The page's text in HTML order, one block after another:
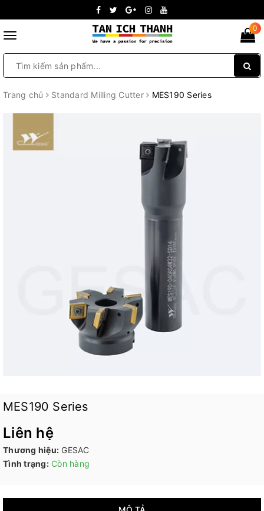
Toggle
0
Trang chủ Standard Milling Cutter MES190 Series
MES190 Series
Liên hệ
Thương hiệu: GESAC
Tình trạng: Còn hàng